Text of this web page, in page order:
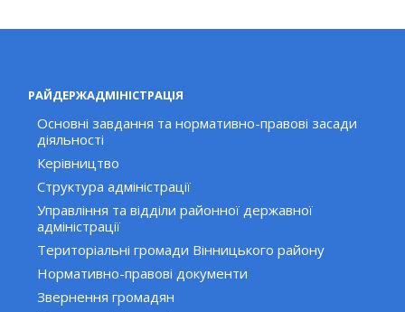
РАЙДЕРЖАДМІНІСТРАЦІЯ
Основні завдання та нормативно-правові засади
діяльності
Керівництво
Структура адміністрації
Управління та відділи районної державної
адміністрації
Територіальні громади Вінницького району
Нормативно-правові документи
Звернення громадян